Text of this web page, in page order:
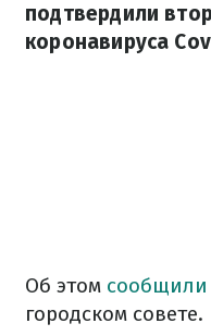
подтвердили
коронавируса
Об этом сообщили
городском совете.